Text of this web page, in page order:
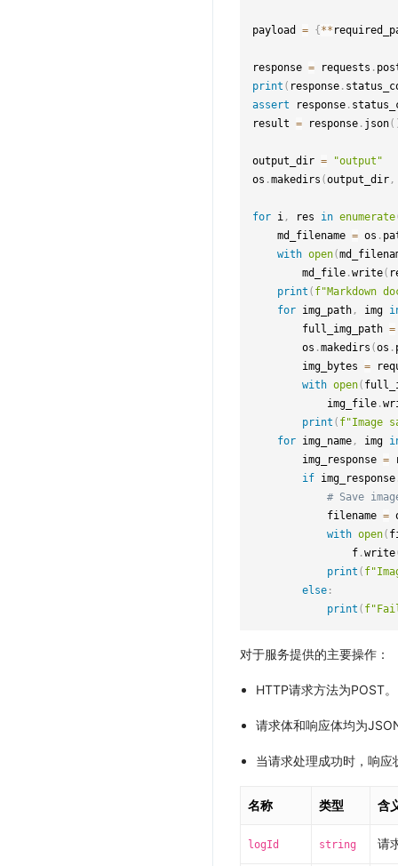
payload = {**
response = requests .
print ( response .
assert response .
result = response . json(
output_dir =
"output"
os .makedirs (output_dir ,
for i , res in enumerate
    md_filename
= os .
with open(
        md_file
.write(
print ( f"Markdown
for img_path , img
        full_img_path
=
        os
.makedirs (os .
        img_bytes
=
with open(
            img_file
.
print ( f"Image
for img_name , img
        img_response
=
if img_response
# Save
            filename
=
with open(
                f
.write
print (
else :
print (
对于服务提供的主要操作：
HTTP请求方法为POST。
请求体和响应体均为
当请求处理成功时，响应
名称 类型 含
logId string 请